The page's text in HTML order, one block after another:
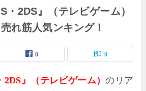
・2DS』（テレビゲーム）
れ筋人気ンキング！
0 0
2DS』（テレビゲーム）のリア